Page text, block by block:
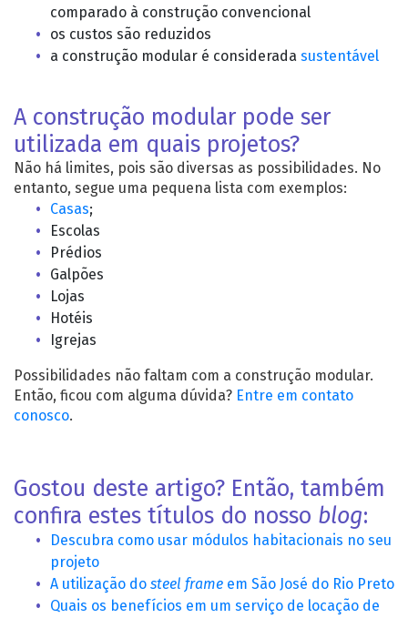
comparado à construção convencional
os custos são reduzidos
a construção modular é considerada sustentável
A construção modular pode ser
utilizada em quais projetos?
Não há limites, pois são diversas as possibilidades. No
entanto, segue uma pequena lista com exemplos:
Casas;
Escolas
Prédios
Galpões
Lojas
Hotéis
Igrejas
Possibilidades não faltam com a construção modular.
Então, ficou com alguma dúvida? Entre em contato
conosco.
Gostou deste artigo? Então, também
confira estes títulos do nosso blog:
Descubra como usar módulos habitacionais no seu
projeto
A utilização do steel frame em São José do Rio Preto
Quais os benefícios em um serviço de locação de